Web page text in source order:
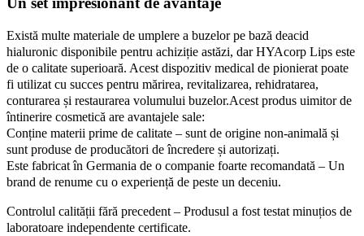
Există multe materiale de umplere a buzelor pe bază deacid
hialuronic disponibile pentru achiziție astăzi, dar HYAcorp Lips este
de o calitate superioară. Acest dispozitiv medical de pionierat poate
fi utilizat cu succes pentru mărirea, revitalizarea, rehidratarea,
conturarea și restaurarea volumului buzelor.Acest produs uimitor de
întinerire cosmetică are avantajele sale:
Conține materii prime de calitate – sunt de origine non-animală și
sunt produse de producători de încredere și autorizați.
Este fabricat în Germania de o companie foarte recomandată – Un
brand de renume cu o experiență de peste un deceniu.
Controlul calității fără precedent – Produsul a fost testat minuțios de
laboratoare independente certificate.